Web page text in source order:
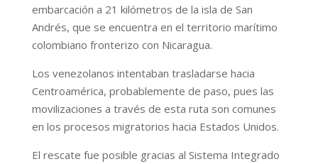
embarcación a 21 kilómetros de la isla de San
Andrés, que se encuentra en el territorio marítimo
colombiano fronterizo con Nicaragua.
Los venezolanos intentaban trasladarse hacia
Centroamérica, probablemente de paso, pues las
movilizaciones a través de esta ruta son comunes
en los procesos migratorios hacia Estados Unidos.
El rescate fue posible gracias al Sistema Integrado